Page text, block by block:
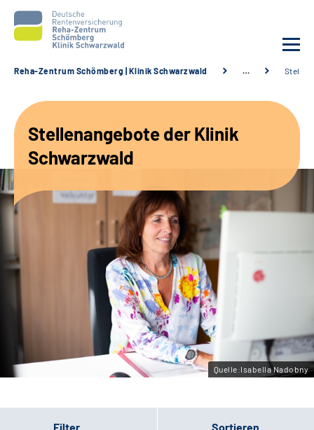
Unsere Angebote
Karriere
Sozialdienste & Zuweisende
Leichte Sprache
Gebärdensprache
Reha-Zentrum Schömberg | Klinik Schwarzwald …
Stellenangebote der Klinik
Schwarzwald
Quelle:Isabella Nadobny
Filter Sortieren